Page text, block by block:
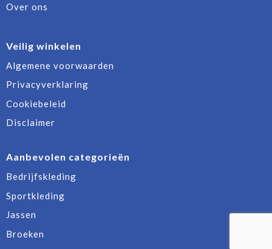
Over ons
Veilig winkelen
Algemene voorwaarden
Privacyverklaring
Cookiebeleid
Disclaimer
Aanbevolen categorieën
Bedrijfskleding
Sportkleding
Jassen
Broeken